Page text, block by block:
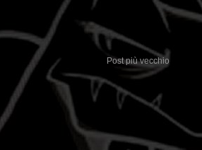
Post più vecchio